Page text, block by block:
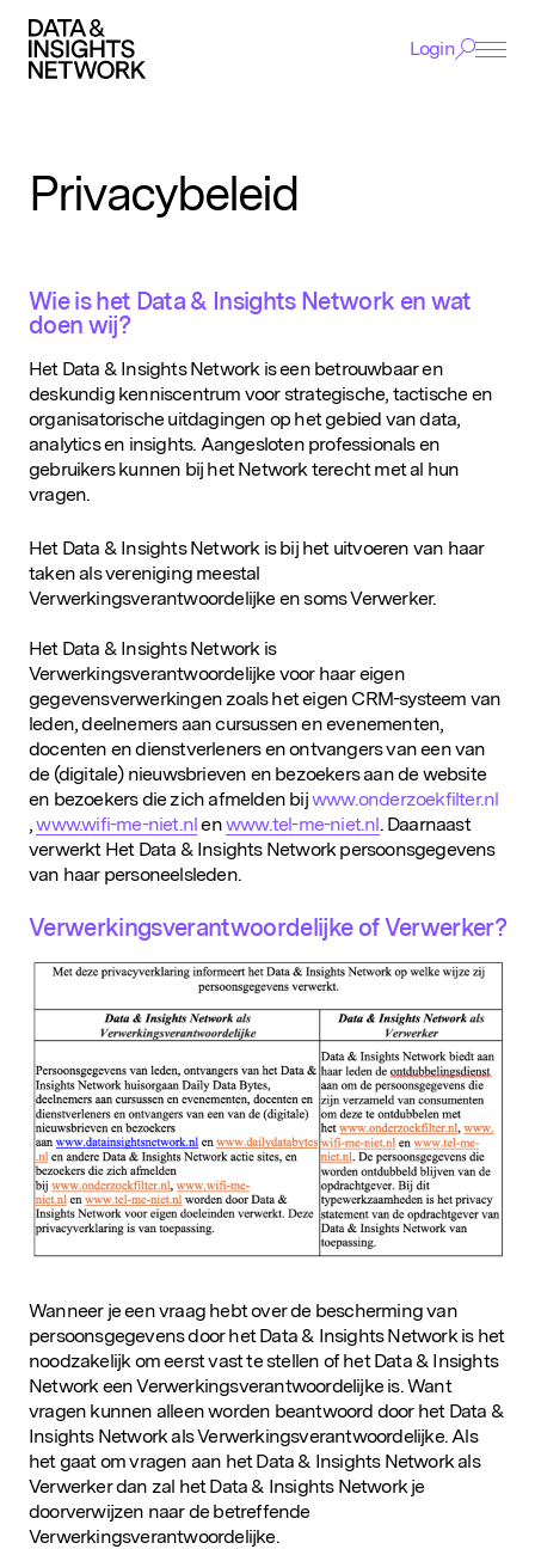
EVENTS
NETWERK
EXPERTISE
VACATURES
NIEUWS
D&IN
SLUIT JE AAN
Login
Privacybeleid
Wie is het Data & Insights Network en wat
doen wij?
Het Data & Insights Network is een betrouwbaar en
deskundig kenniscentrum voor strategische, tactische en
organisatorische uitdagingen op het gebied van data,
analytics en insights. Aangesloten professionals en
gebruikers kunnen bij het Network terecht met al hun
vragen.
Het Data & Insights Network is bij het uitvoeren van haar
taken als vereniging meestal
Verwerkingsverantwoordelijke en soms Verwerker.
Het Data & Insights Network is
Verwerkingsverantwoordelijke voor haar eigen
gegevensverwerkingen zoals het eigen CRM-systeem van
leden, deelnemers aan cursussen en evenementen,
docenten en dienstverleners en ontvangers van een van
de (digitale) nieuwsbrieven en bezoekers aan de website
en bezoekers die zich afmelden bijwww.onderzoekfilter.nl
,www.wifi-me-niet.nlenwww.tel-me-niet.nl. Daarnaast
verwerkt Het Data & Insights Network persoonsgegevens
van haar personeelsleden.
Verwerkingsverantwoordelijke of Verwerker?
Wanneer je een vraag hebt over de bescherming van
persoonsgegevens door het Data & Insights Network is het
noodzakelijk om eerst vast te stellen of het Data & Insights
Network een Verwerkingsverantwoordelijke is. Want
vragen kunnen alleen worden beantwoord door het Data &
Insights Network als Verwerkingsverantwoordelijke. Als
het gaat om vragen aan het Data & Insights Network als
Verwerker dan zal het Data & Insights Network je
doorverwijzen naar de betreffende
Verwerkingsverantwoordelijke.
Cookie Voorkeuren
Analytisch
geanonimiseerd verzameld.
Tracking
Deze worden gebruikt om je surfgedrag te volgen,
zodat we gepersonaliseerde content en
advertenties kunnen tonen.